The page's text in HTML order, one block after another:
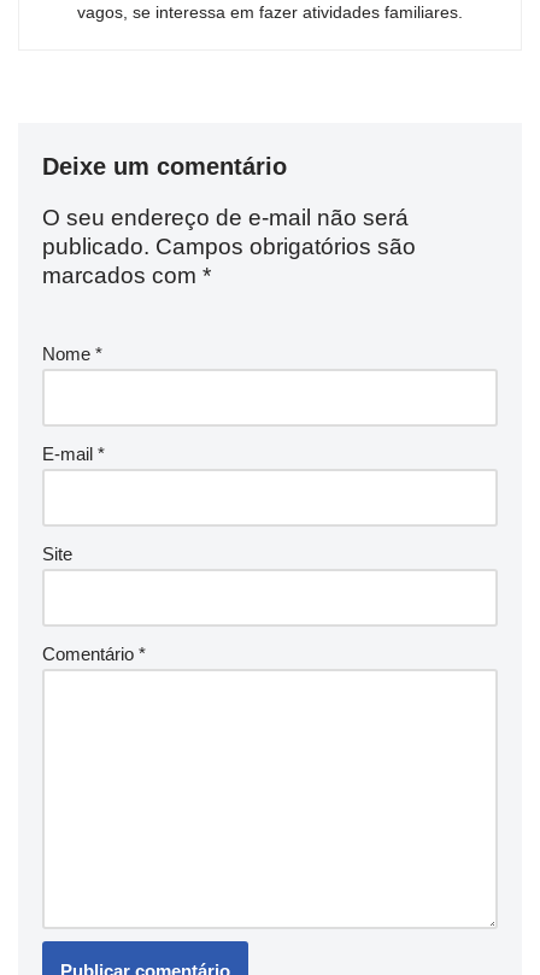
vagos, se interessa em fazer atividades familiares.
Deixe um comentário
O seu endereço de e-mail não será
publicado. Campos obrigatórios são
marcados com *
Nome *
E-mail *
Site
Comentário *